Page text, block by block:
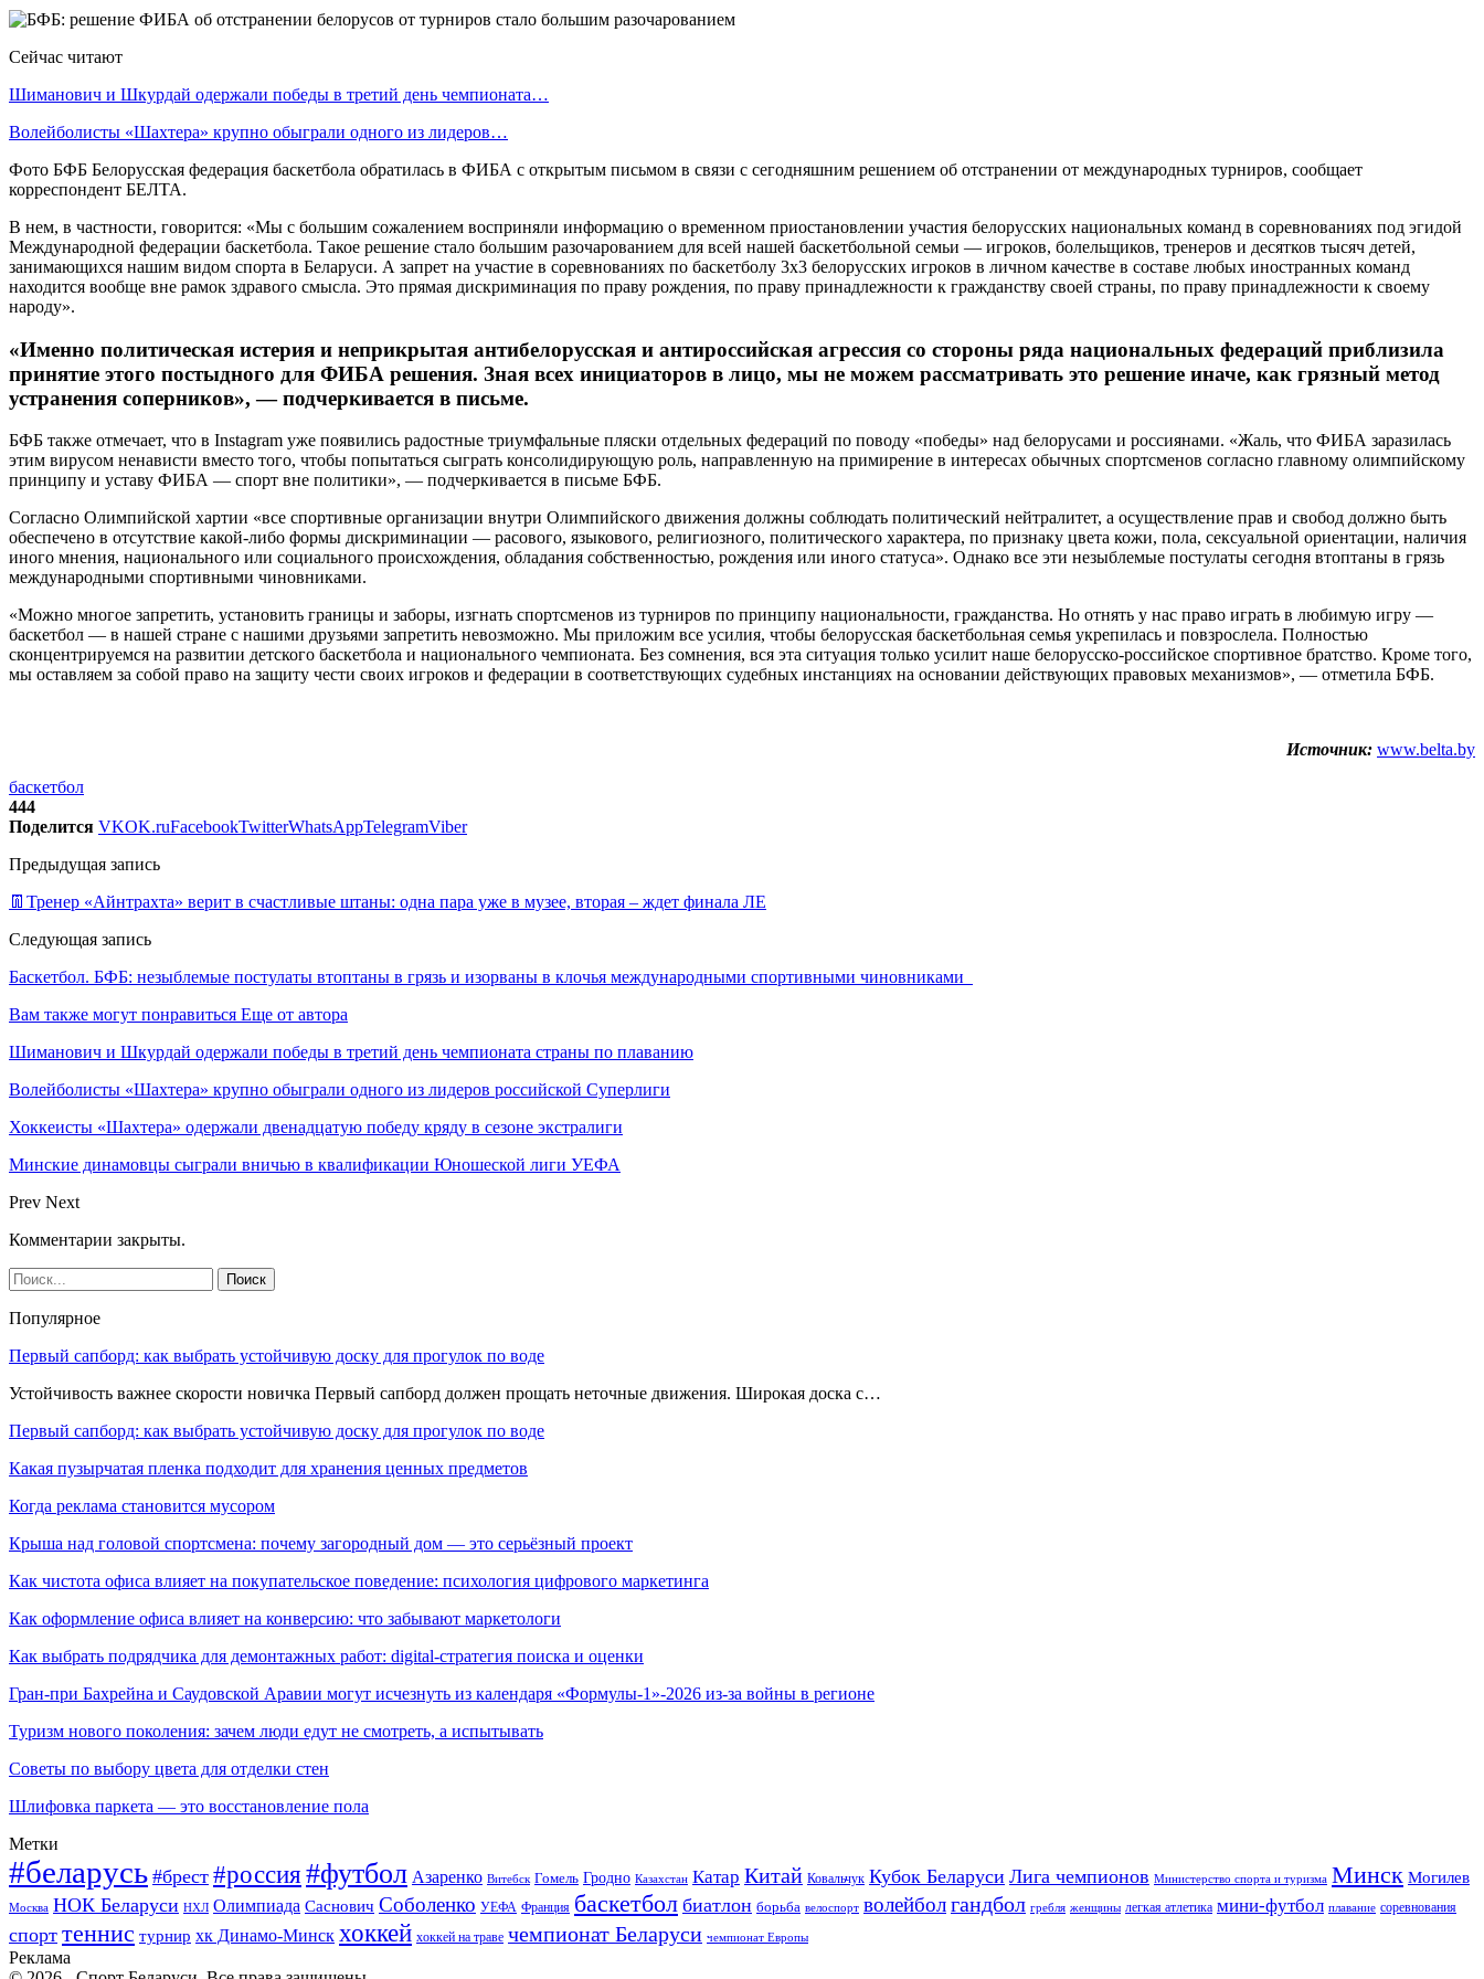
Сейчас читают
Шиманович и Шкурдай одержали победы в третий день чемпионата…
Волейболисты «Шахтера» крупно обыграли одного из лидеров…
Фото БФБ Белорусская федерация баскетбола обратилась в ФИБА с открытым письмом в связи с сегодняшним решением об отстранении от международных турниров, сообщает
корреспондент БЕЛТА.
В нем, в частности, говорится: «Мы с большим сожалением восприняли информацию о временном приостановлении участия белорусских национальных команд в соревнованиях под эгидой
Международной федерации баскетбола. Такое решение стало большим разочарованием для всей нашей баскетбольной семьи — игроков, болельщиков, тренеров и десятков тысяч детей,
занимающихся нашим видом спорта в Беларуси. А запрет на участие в соревнованиях по баскетболу 3х3 белорусских игроков в личном качестве в составе любых иностранных команд
находится вообще вне рамок здравого смысла. Это прямая дискриминация по праву рождения, по праву принадлежности к гражданству своей страны, по праву принадлежности к своему
народу».
«Именно политическая истерия и неприкрытая антибелорусская и антироссийская агрессия со стороны ряда национальных федераций приблизила
принятие этого постыдного для ФИБА решения. Зная всех инициаторов в лицо, мы не можем рассматривать это решение иначе, как грязный метод
устранения соперников», — подчеркивается в письме.
БФБ также отмечает, что в Instagram уже появились радостные триумфальные пляски отдельных федераций по поводу «победы» над белорусами и россиянами. «Жаль, что ФИБА заразилась
этим вирусом ненависти вместо того, чтобы попытаться сыграть консолидирующую роль, направленную на примирение в интересах обычных спортсменов согласно главному олимпийскому
принципу и уставу ФИБА — спорт вне политики», — подчеркивается в письме БФБ.
Согласно Олимпийской хартии «все спортивные организации внутри Олимпийского движения должны соблюдать политический нейтралитет, а осуществление прав и свобод должно быть
обеспечено в отсутствие какой-либо формы дискриминации — расового, языкового, религиозного, политического характера, по признаку цвета кожи, пола, сексуальной ориентации, наличия
иного мнения, национального или социального происхождения, обладания собственностью, рождения или иного статуса». Однако все эти незыблемые постулаты сегодня втоптаны в грязь
международными спортивными чиновниками.
«Можно многое запретить, установить границы и заборы, изгнать спортсменов из турниров по принципу национальности, гражданства. Но отнять у нас право играть в любимую игру —
баскетбол — в нашей стране с нашими друзьями запретить невозможно. Мы приложим все усилия, чтобы белорусская баскетбольная семья укрепилась и повзрослела. Полностью
сконцентрируемся на развитии детского баскетбола и национального чемпионата. Без сомнения, вся эта ситуация только усилит наше белорусско-российское спортивное братство. Кроме того,
мы оставляем за собой право на защиту чести своих игроков и федерации в соответствующих судебных инстанциях на основании действующих правовых механизмов», — отметила БФБ.
Источник: www.belta.by
баскетбол
444
Поделится VKOK.ruFacebookTwitterWhatsAppTelegramViber
Предыдущая запись
👖Тренер «Айнтрахта» верит в счастливые штаны: одна пара уже в музее, вторая – ждет финала ЛЕ
Следующая запись
Баскетбол. БФБ: незыблемые постулаты втоптаны в грязь и изорваны в клочья международными спортивными чиновниками
Вам также могут понравиться Еще от автора
Шиманович и Шкурдай одержали победы в третий день чемпионата страны по плаванию
Волейболисты «Шахтера» крупно обыграли одного из лидеров российской Суперлиги
Хоккеисты «Шахтера» одержали двенадцатую победу кряду в сезоне экстралиги
Минские динамовцы сыграли вничью в квалификации Юношеской лиги УЕФА
Prev Next
Комментарии закрыты.
Популярное
Первый сапборд: как выбрать устойчивую доску для прогулок по воде
Устойчивость важнее скорости новичка Первый сапборд должен прощать неточные движения. Широкая доска с…
Первый сапборд: как выбрать устойчивую доску для прогулок по воде
Какая пузырчатая пленка подходит для хранения ценных предметов
Когда реклама становится мусором
Крыша над головой спортсмена: почему загородный дом — это серьёзный проект
Как чистота офиса влияет на покупательское поведение: психология цифрового маркетинга
Как оформление офиса влияет на конверсию: что забывают маркетологи
Как выбрать подрядчика для демонтажных работ: digital-стратегия поиска и оценки
Гран-при Бахрейна и Саудовской Аравии могут исчезнуть из календаря «Формулы-1»-2026 из-за войны в регионе
Туризм нового поколения: зачем люди едут не смотреть, а испытывать
Советы по выбору цвета для отделки стен
Шлифовка паркета — это восстановление пола
Метки
#беларусь #брест #россия#футбол Азаренко Витебск Гомель Гродно Казахстан Катар Китай Ковальчук Кубок Беларуси Лига чемпионов Министерство спорта и туризма Минск Могилев
Москва НОК Беларуси НХЛ Олимпиада Саснович Соболенко УЕФА Франция баскетбол биатлон борьба велоспорт волейболгандбол гребля женщины легкая атлетика мини-футбол плавание соревнования
спорт теннис турнир хк Динамо-Минск хоккей хоккей на траве чемпионат Беларуси чемпионат Европы
Реклама